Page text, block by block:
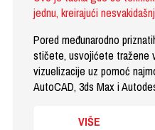
jednu, kreirajući
Pored međunarodno
stičete, usvojićete tražene
vizuelizacije uz pomoć
AutoCAD, 3ds Max i
VIŠE